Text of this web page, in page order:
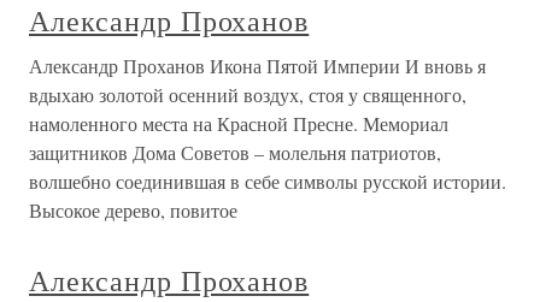
Александр Проханов
Александр Проханов Икона Пятой Империи И вновь я
вдыхаю золотой осенний воздух, стоя у священного,
намоленного места на Красной Пресне. Мемориал
защитников Дома Советов – молельня патриотов,
волшебно соединившая в себе символы русской истории.
Высокое дерево, повитое
Александр Проханов